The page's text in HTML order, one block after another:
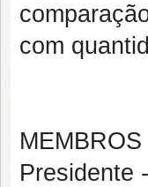
com
Presidente